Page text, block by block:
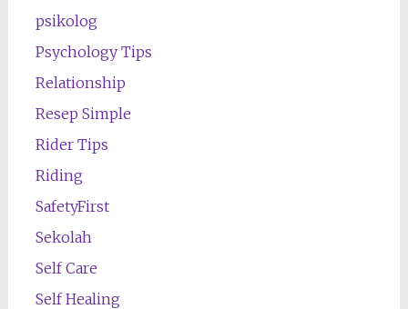
psikolog
Psychology Tips
Relationship
Resep Simple
Rider Tips
Riding
SafetyFirst
Sekolah
Self Care
Self Healing